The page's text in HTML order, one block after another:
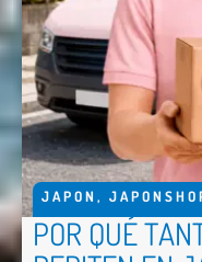
JAPON ,
POR QUÉ